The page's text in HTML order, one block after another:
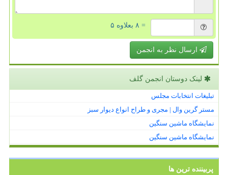
= ۸ بعلاوه ۵
ارسال نظر به انجمن
لینک دوستان انجمن گلف
تبلیغات انتخابات مجلس
مستر گرین وال | مجری و طراح انواع دیوار سبز
نمایشگاه ماشین سنگین
نمایشگاه ماشین سنگین
پربیننده ترین ها